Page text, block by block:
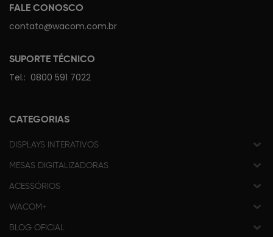
FALE CONOSCO
contato@wacom.com.br
SUPORTE TÉCNICO
Tel.: 0800 591 7022
CATEGORIAS
DISPLAYS INTERATIVOS
MESAS DIGITALIZADORAS
ACESSÓRIOS
WACOM+
BLOG OFICIAL